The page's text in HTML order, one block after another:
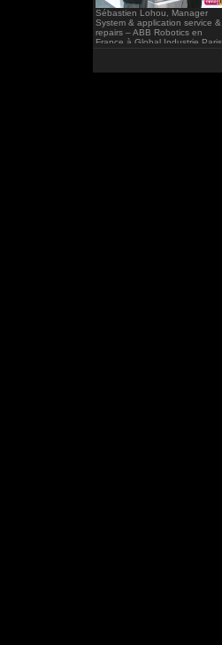
Sébastien Lohou, Manager
System & application service &
repairs – ABB Robotics en
France à Global Industrie Paris